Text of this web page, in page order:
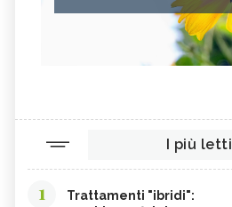
I più letti
1
Trattamenti "ibridi":